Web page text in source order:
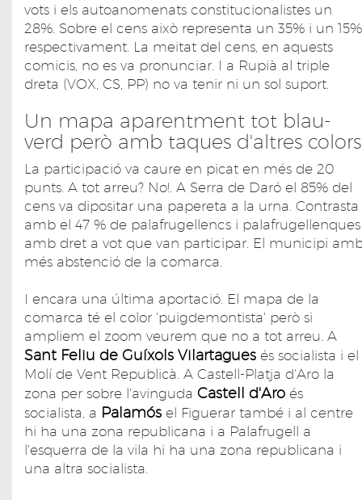
vots i els autoanomenats constitucionalistes un
28%. Sobre el cens això representa un 35% i un 15%
respectivament. La meitat del cens, en aquests
comicis, no es va pronunciar. I a Rupià al triple
dreta (VOX, CS, PP) no va tenir ni un sol suport.
Un mapa aparentment tot blau-
verd però amb taques d'altres colors
La participació va caure en picat en més de 20
punts. A tot arreu? No!. A Serra de Daró el 85% del
cens va dipositar una papereta a la urna. Contrasta
amb el 47 % de palafrugellencs i palafrugellenques
amb dret a vot que van participar. El municipi
més abstenció de la comarca.
I encara una última aportació. El mapa de la
comarca té el color 'puigdemontista' però si
ampliem el zoom veurem que no a tot arreu. A
Sant Feliu de Guíxols Vilartagues és socialista i el
Molí de Vent Republicà. A Castell-Platja d'Aro la
zona per sobre l'avinguda Castell d'Aro és
socialista, a Palamós el Figuerar també i al centre
hi ha una zona republicana i a Palafrugell a
l'esquerra de la vila hi ha una zona republicana i
una altra socialista.